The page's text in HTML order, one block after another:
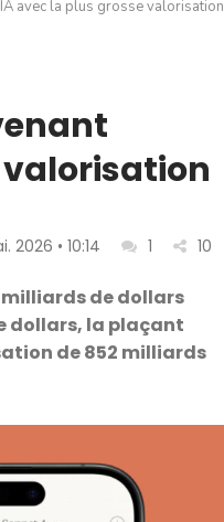
avec la plus grosse valorisation
valorisation
2026 • 10:14 1 10
milliards de dollars
dollars, la plaçant
de 852 milliards